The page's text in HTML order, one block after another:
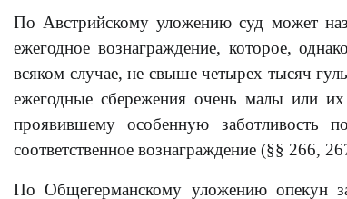
По Австрийскому уложению суд может
ежегодное вознаграждение, которое,
всяком случае, не свыше четырех тысяч
ежегодные сбережения очень малы или
проявившему особенную заботливость
соответственное вознаграждение (§§ 266,
По Общегерманскому уложению опекун